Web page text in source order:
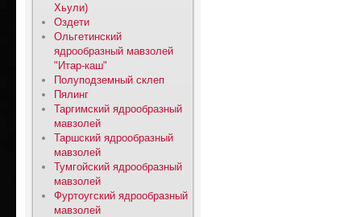
Хьули)
Оздети
Ольгетинский
ядрообразный мавзолей
"Итар-каш"
Полуподземный склеп
Пялинг
Таргимский ядрообразный
мавзолей
Таршский ядрообразный
мавзолей
Тумгойский ядрообразный
мавзолей
Фуртоугский ядрообразный
мавзолей